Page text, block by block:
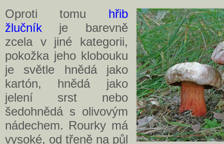
Oproti tomu hřib
žlučník je barevně
zcela v jiné kategorii,
pokožka jeho klobouku
je světle hnědá jako
kartón, hnědá jako
jelení srst nebo
šedohnědá s olivovým
nádechem. Rourky má
vysoké, od třeně na půl